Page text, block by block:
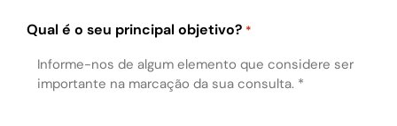
Qual é o seu principal objetivo? *